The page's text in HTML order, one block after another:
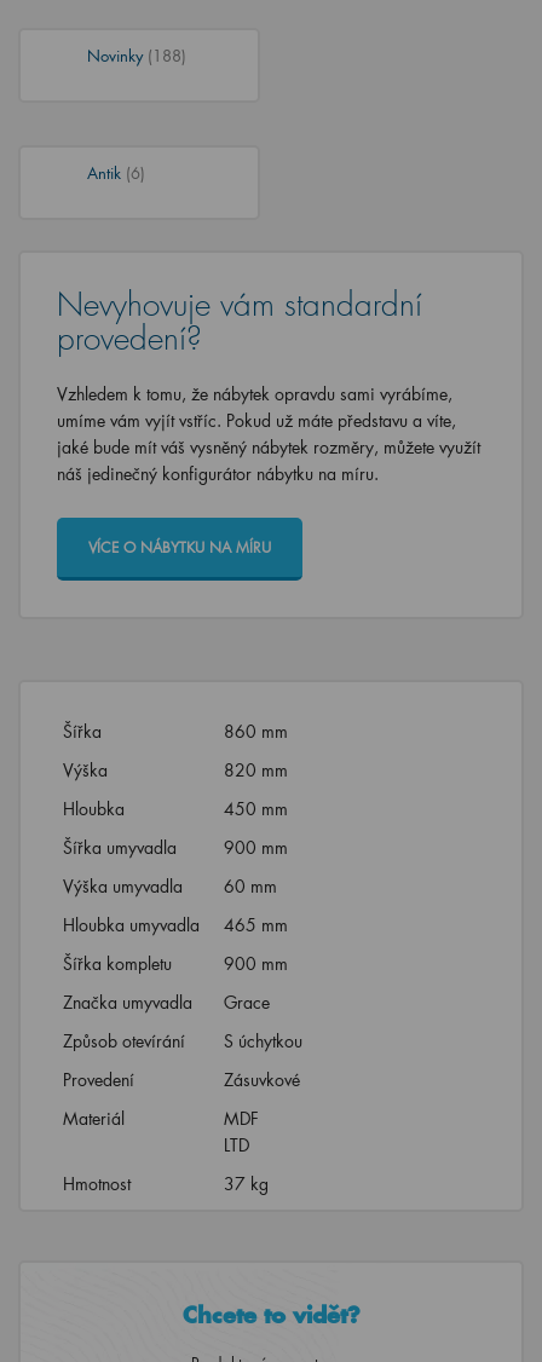
Novinky (188)
Antik (6)
Nevyhovuje vám standardní
provedení?
Vzhledem k tomu, že nábytek opravdu sami vyrábíme,
umíme vám vyjít vstříc. Pokud už máte představu a víte,
jaké bude mít váš vysněný nábytek rozměry, můžete využít
náš jedinečný konfigurátor nábytku na míru.
VÍCE O NÁBYTKU NA MÍRU
Šířka
860 mm
Výška
820 mm
Hloubka
450 mm
Šířka umyvadla
900 mm
Výška umyvadla
60 mm
Hloubka umyvadla
465 mm
Šířka kompletu
900 mm
Značka umyvadla
Grace
Způsob otevírání
S úchytkou
Provedení
Zásuvkové
Materiál
MDF
LTD
Hmotnost
37 kg
Chcete to vidět?